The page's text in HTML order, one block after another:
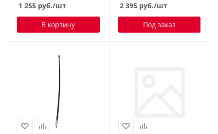
1 255 руб./шт
В корзину
2 395руб./шт
Под заказ